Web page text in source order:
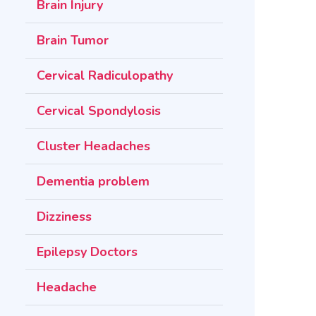
Brain Injury
Brain Tumor
Cervical Radiculopathy
Cervical Spondylosis
Cluster Headaches
Dementia problem
Dizziness
Epilepsy Doctors
Headache